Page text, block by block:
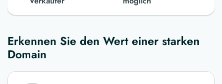
Erkennen Sie den Wert einer starken
Domain